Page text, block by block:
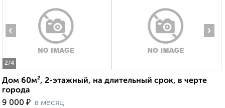
2/4
‹ ›
Дом 60м², 2-этажный, на длительный срок, в черте
города
9 000 ₽ в месяц